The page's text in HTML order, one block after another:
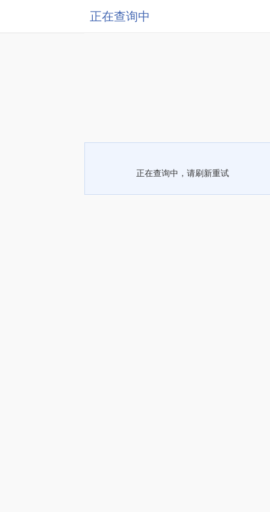
正在查询中
正在查询中，请刷新重试